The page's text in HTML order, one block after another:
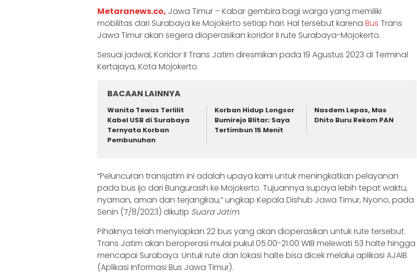
Metaranews.co, Jawa Timur – Kabar gembira bagi warga yang memiliki
mobilitas dari Surabaya ke Mojokerto setiap hari. Hal tersebut karena Bus Trans
Jawa Timur akan segera dioperasikan koridor II rute Surabaya-Mojokerto.
Sesuai jadwal, Koridor II Trans Jatim diresmikan pada 19 Agustus 2023 di Terminal
Kertajaya, Kota Mojokerto.
BACAAN LAINNYA
Wanita Tewas Terlilit
Kabel USB di Surabaya
Ternyata Korban
Pembunuhan
Korban Hidup Longsor
Bumirejo Blitar; Saya
Tertimbun 15 Menit
Nasdem Lepas, Mas
Dhito Buru Rekom PAN
“Peluncuran transjatim ini adalah upaya kami untuk meningkatkan pelayanan
pada bus ijo dari Bungurasih ke Mojokerto. Tujuannya supaya lebih tepat waktu,
nyaman, aman dan terjangkau,” ungkap Kepala Dishub Jawa Timur, Nyono, pada
Senin (7/8/2023) dikutip Suara Jatim.
Pihaknya telah menyiapkan 22 bus yang akan dioperasikan untuk rute tersebut.
Trans Jatim akan beroperasi mulai pukul 05.00-21.00 WIB melewati 53 halte hingga
mencapai Surabaya. Untuk rute dan lokasi halte bisa dicek melalui aplikasi AJAIB
(Aplikasi Informasi Bus Jawa Timur).